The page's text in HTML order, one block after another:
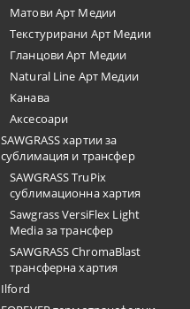
Матови Арт Медии
Текстурирани Арт Медии
Гланцови Арт Медии
Natural Line Арт Медии
Канава
Аксесоари
SAWGRASS хартии за
сублимация и трансфер
SAWGRASS TruPix
сублимационна хартия
Sawgrass VersiFlex Light
Media за трансфер
SAWGRASS ChromaBlast
трансферна хартия
Ilford